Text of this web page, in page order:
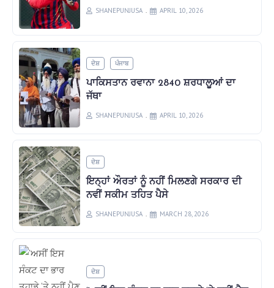
SHANEPUNJUSA APRIL 10, 2026
ਦੇਸ਼ ਪੰਜਾਬ
ਪਾਕਿਸਤਾਨ ਰਵਾਨਾ 2840 ਸ਼ਰਧਾਲੂਆਂ ਦਾ
ਜੱਥਾ
SHANEPUNJUSA APRIL 10, 2026
ਦੇਸ਼
ਇਨ੍ਹਾਂ ਔਰਤਾਂ ਨੂੰ ਨਹੀਂ ਮਿਲਣਗੇ ਸਰਕਾਰ ਦੀ
ਨਵੀਂ ਸਕੀਮ ਤਹਿਤ ਪੈਸੇ
SHANEPUNJUSA MARCH 28, 2026
ਦੇਸ਼